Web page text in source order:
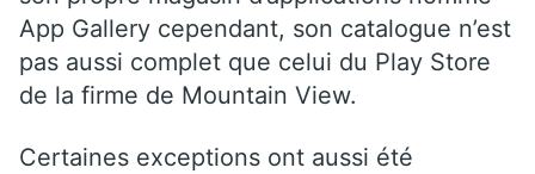
App Gallery cependant, son catalogue n’est
pas aussi complet que celui du Play Store
de la firme de Mountain View.
Certaines exceptions ont aussi été